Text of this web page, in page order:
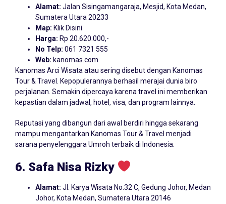
Alamat: Jalan Sisingamangaraja, Mesjid, Kota Medan,
Sumatera Utara 20233
Map: Klik Disini
Harga: Rp 20.620.000,-
No Telp: 061 7321 555
Web: kanomas.com
Kanomas Arci Wisata atau sering disebut dengan Kanomas
Tour & Travel. Kepopulerannya berhasil merajai dunia biro
perjalanan. Semakin dipercaya karena travel ini memberikan
kepastian dalam jadwal, hotel, visa, dan program lainnya.
Reputasi yang dibangun dari awal berdiri hingga sekarang
mampu mengantarkan Kanomas Tour & Travel menjadi
sarana penyelenggara Umroh terbaik di Indonesia.
6. Safa Nisa Rizky
Alamat: Jl. Karya Wisata No.32 C, Gedung Johor, Medan
Johor, Kota Medan, Sumatera Utara 20146